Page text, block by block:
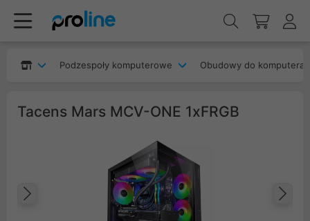
Podzespoły komputerowe Obudowy do komputera
Tacens Mars MCV-ONE 1xFRGB
Poprzedni